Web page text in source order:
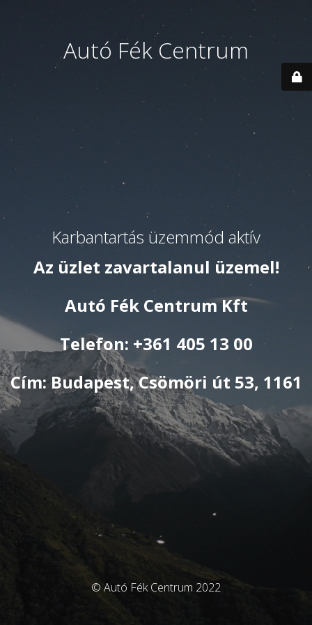
Autó Fék Centrum
Karbantartás üzemmód aktív
Az üzlet zavartalanul üzemel!
Autó Fék Centrum Kft
Telefon: +361 405 13 00
Cím: Budapest, Csömöri út 53, 1161
© Autó Fék Centrum 2022